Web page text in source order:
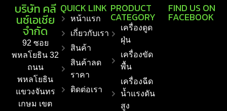
บริษัท คลี
นซ์เอเชีย
จำกัด
92 ซอย
พหลโยธิน 32
ถนน
พหลโยธิน
แขวงจันทร
เกษม เขต
QUICK LINK
หน้าแรก
เกี่ยวกับเรา
สินค้า
สินค้าลด
ราคา
ติดต่อเรา
PRODUCT
CATEGORY
เครื่องดูด
ฝุ่น
เครื่องขัด
พื้น
เครื่องฉีด
น้ำแรงดัน
สูง
FIND US ON
FACEBOOK